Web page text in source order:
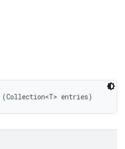
entries)